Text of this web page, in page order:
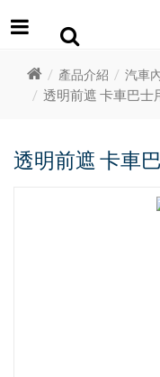
產品介紹 汽車
透明前遮 卡車巴
透明前遮 卡車